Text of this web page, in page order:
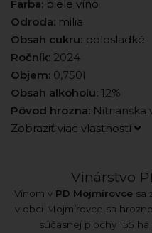
Farba: biele víno
Odroda: milia
Obsah cukru: polosladké
Ročník: 2024
Objem: 0,750l
Obsah alkoholu: 12%
Pôvod hrozna: Nitrianska
Zobraziť viac vlastností
Vinárstvo
Vínom v PD Mojmírovce sa
v obci Mojmírovce sa
súčasnej plochy 155